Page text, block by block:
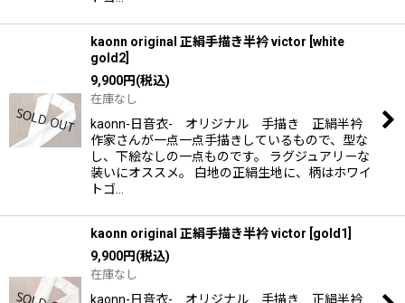
kaonn original 正絹手描き半衿 victor white
gold2
9,900円(税込)
在庫なし
kaonn-日音衣- オリジナル 手描き 正絹半衿
作家さんが一点一点手描きしているもので、型な
し、下絵なしの一点ものです。 ラグジュアリーな
装いにオススメ。 白地の正絹生地に、柄はホワイ
トゴ…
kaonn original 正絹手描き半衿 victor gold1
9,900円(税込)
在庫なし
kaonn-日音衣- オリジナル 手描き 正絹半衿